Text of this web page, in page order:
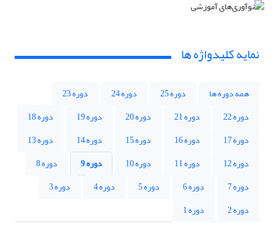
نمایه کلیدواژه ها
همه دوره ها دوره 25 دوره 24
دوره 23
دوره 22
دوره 21 دوره 20 دوره 19
دوره 18
دوره 17
دوره 16 دوره 15 دوره 14
دوره 13
دوره 12
دوره 11 دوره 10 دوره 9
دوره 8
دوره 7
دوره 6 دوره 5 دوره 4
دوره 3
دوره 2
دوره 1